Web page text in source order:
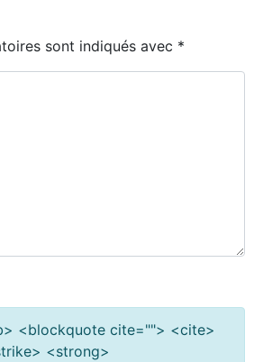
sont indiqués avec *
<blockquote cite=""> <cite>
<strong>